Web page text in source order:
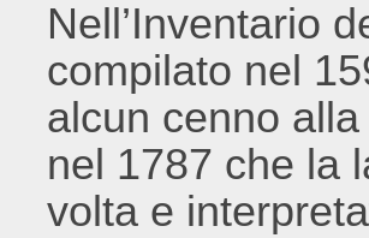
Nell’Inventario
compilato nel
alcun cenno
nel 1787 che la
volta e